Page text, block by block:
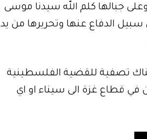
جبالها كلم الله سيدنا موسى
سبيل الدفاع عنها وتحريرها من يد
تصفية للقضية الفلسطينية
قطاع غزة الى سيناء او اي